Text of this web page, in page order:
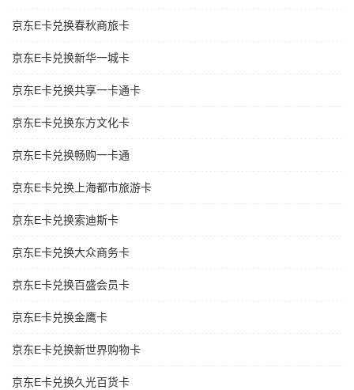
京东E卡兑换春秋商旅卡
京东E卡兑换新华一城卡
京东E卡兑换共享一卡通卡
京东E卡兑换东方文化卡
京东E卡兑换畅购一卡通
京东E卡兑换上海都市旅游卡
京东E卡兑换索迪斯卡
京东E卡兑换大众商务卡
京东E卡兑换百盛会员卡
京东E卡兑换金鹰卡
京东E卡兑换新世界购物卡
京东E卡兑换久光百货卡